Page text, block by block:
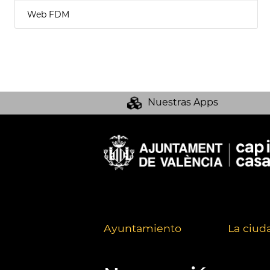
Web FDM
Nuestras Apps
Ayuntamiento La